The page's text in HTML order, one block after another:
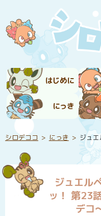
はじめに
にっき
シロデココ にっき ジュ
ジュエル
ッ！ 第23
デコ